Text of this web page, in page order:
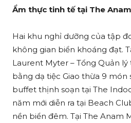
Ẩm thực tinh tế tại The
Hai khu nghỉ dưỡng của tập
không gian biển khoáng đạt.
Laurent Myter – Tổng Quản
bằng dạ tiệc Giao thừa 9 món
buffet thịnh soạn tại The
năm mới diễn ra tại Beach
nền biển đêm. Tại The Anam